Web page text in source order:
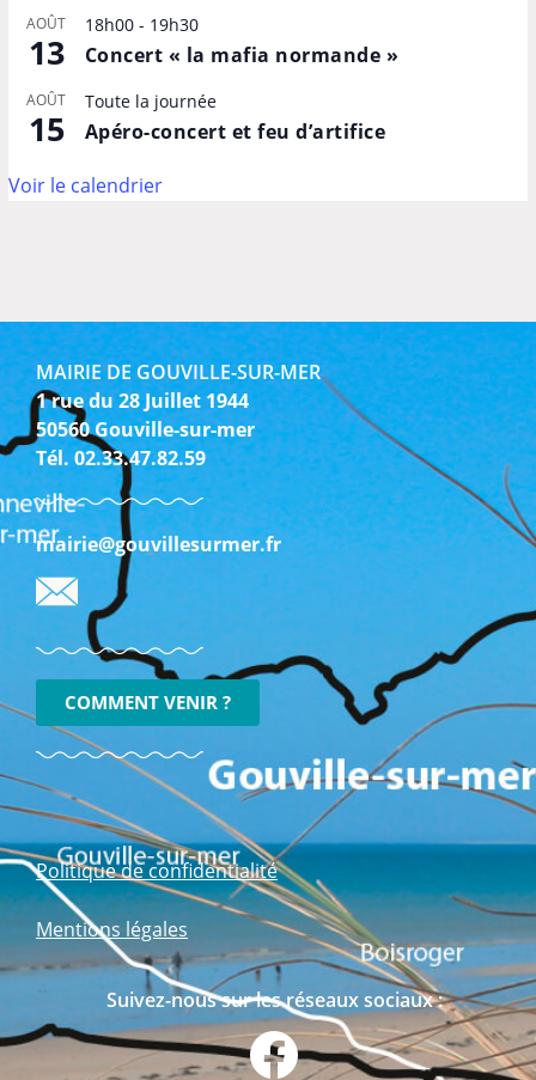
AOÛT
13
18h00- 19h30
Concert « la mafia normande »
AOÛT
15
Toute la journée
Apéro-concert et feu d’artifice
Voir le calendrier
MAIRIE DE GOUVILLE-SUR-MER
1 rue du 28 Juillet 1944
50560 Gouville-sur-mer
Tél. 02.33.47.82.59
mairie@gouvillesurmer.fr
COMMENT VENIR ?
Politique de confidentialité
Mentions légales
Suivez-nous sur les réseaux sociaux :